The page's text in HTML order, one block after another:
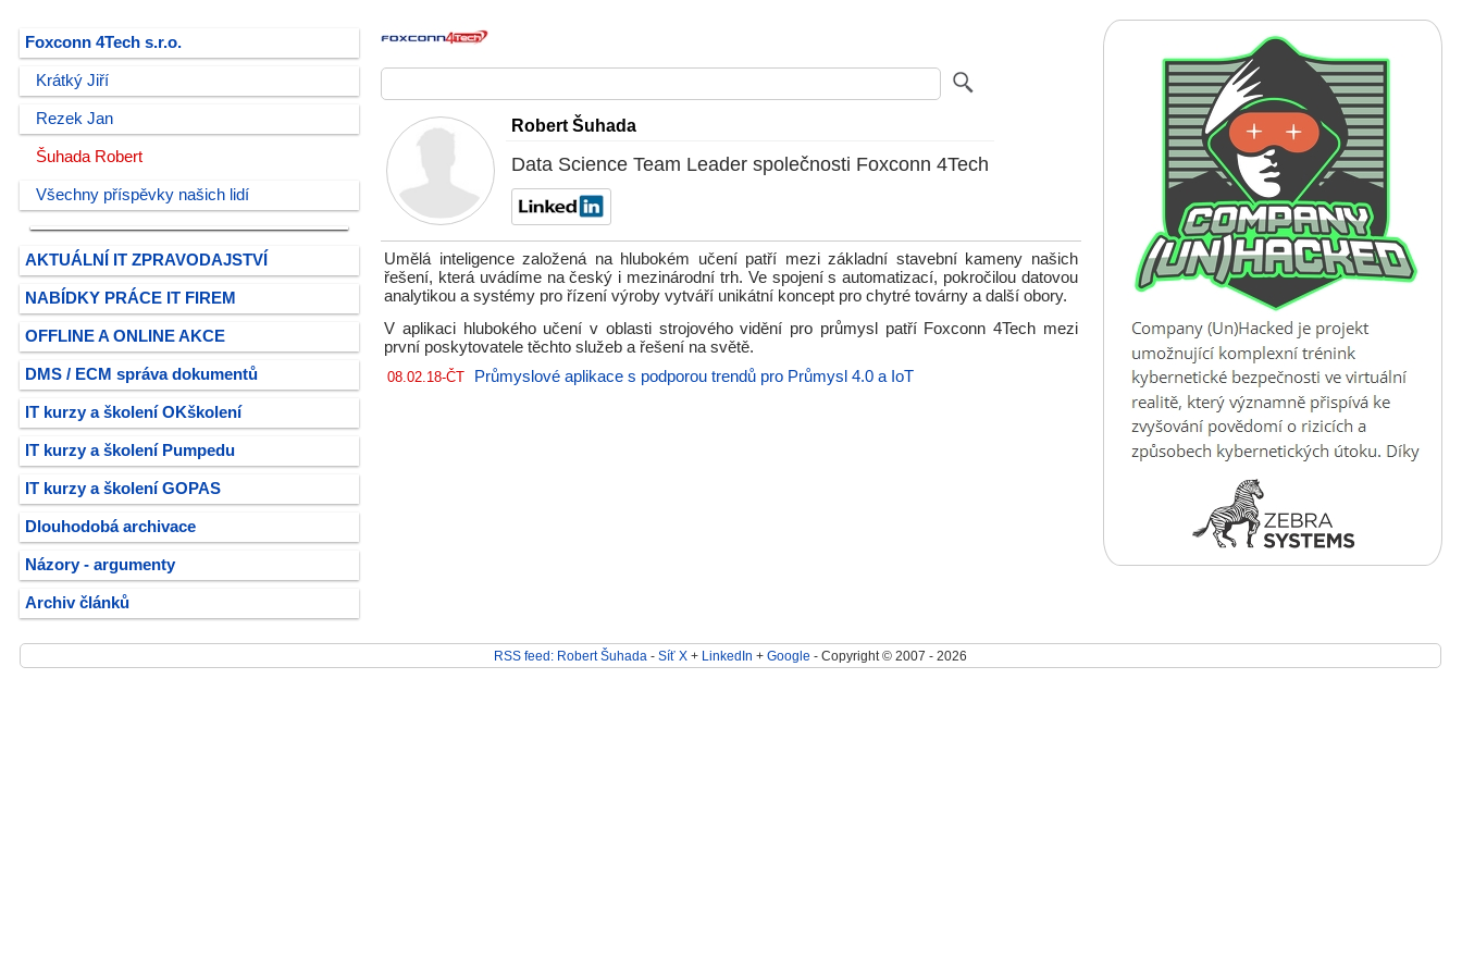
Foxconn 4Tech s.r.o.
Krátký Jiří
Rezek Jan
Šuhada Robert
Všechny příspěvky našich lidí
AKTUÁLNÍ IT ZPRAVODAJSTVÍ
NABÍDKY PRÁCE IT FIREM
OFFLINE A ONLINE AKCE
DMS / ECM správa dokumentů
IT kurzy a školení OKškolení
IT kurzy a školení Pumpedu
IT kurzy a školení GOPAS
Dlouhodobá archivace
Názory - argumenty
Archiv článků
Robert Šuhada
Data Science Team Leader společnosti Foxconn 4Tech
Umělá inteligence založená na hlubokém učení patří mezi základní stavební kameny našich
řešení, která uvádíme na český i mezinárodní trh. Ve spojení s automatizací, pokročilou datovou
analytikou a systémy pro řízení výroby vytváří unikátní koncept pro chytré továrny a další obory.
V aplikaci hlubokého učení v oblasti strojového vidění pro průmysl patří Foxconn 4Tech mezi
první poskytovatele těchto služeb a řešení na světě.
08.02.18-ČT Průmyslové aplikace s podporou trendů pro Průmysl 4.0 a IoT
RSS feed: Robert Šuhada - Síť X + LinkedIn + Google - Copyright © 2007 - 2026